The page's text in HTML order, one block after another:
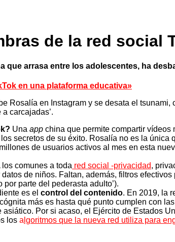
de la red social
que arrasa entre los adolescentes, ha
en una plataforma educativa»
Rosalía en Instagram y se desata el
carcajadas’.
Una app china que permite compartir
secretos de su éxito. Rosalía no es la
de usuarios activos al mes en esta
comunes a toda red social -privacidad,
de niños. Faltan, además, filtros
por parte del pederasta adulto’).
es el control del contenido. En 2019, la
más es hasta qué punto cumplen con
asiático. Por si acaso, el Ejército de Estados
los a lgoritmos que la nueva red utiliza para